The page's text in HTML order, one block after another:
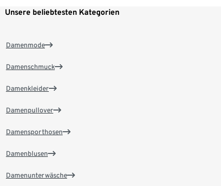
Unsere beliebtesten Kategorien
Damenmode
Damenschmuck
Damenkleider
Damenpullover
Damensporthosen
Damenblusen
Damenunterwäsche